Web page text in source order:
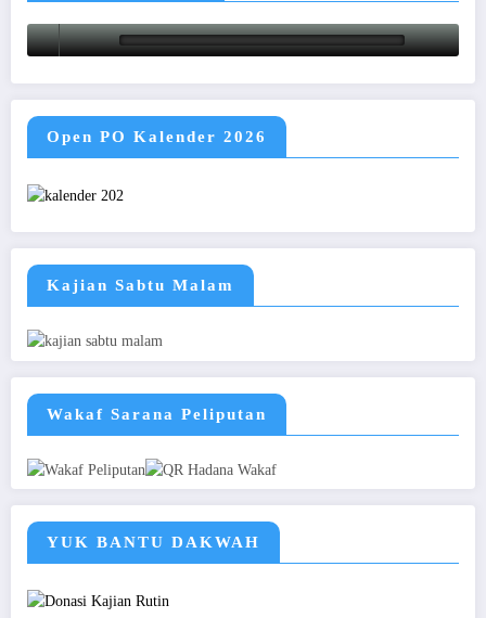
Open PO Kalender 2026
Kajian Sabtu Malam
Wakaf Sarana Peliputan
YUK BANTU DAKWAH